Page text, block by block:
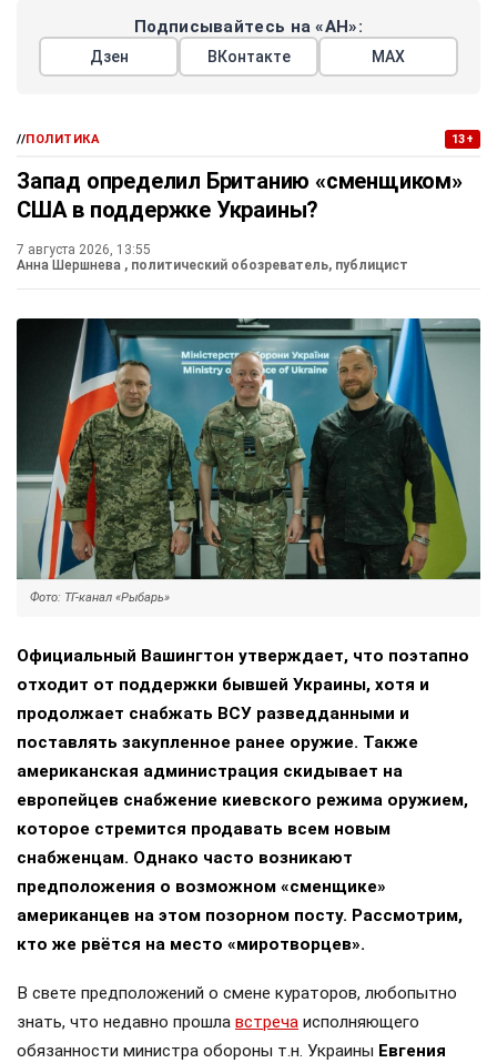
Подписывайтесь на «АН»:
Дзен ВКонтакте МАХ
//ПОЛИТИКА 13+
Запад определил Британию «сменщиком»
США в поддержке Украины?
7 августа 2026, 13:55
Анна Шершнева , политический обозреватель, публицист
Фото: ТГ-канал «Рыбарь»
Официальный Вашингтон утверждает, что поэтапно
отходит от поддержки бывшей Украины, хотя и
продолжает снабжать ВСУ разведданными и
поставлять закупленное ранее оружие. Также
американская администрация скидывает на
европейцев снабжение киевского режима оружием,
которое стремится продавать всем новым
снабженцам. Однако часто возникают
предположения о возможном «сменщике»
американцев на этом позорном посту. Рассмотрим,
кто же рвётся на место «миротворцев».
В свете предположений о смене кураторов, любопытно
знать, что недавно прошла встреча исполняющего
обязанности министра обороны т.н. Украины Евгения